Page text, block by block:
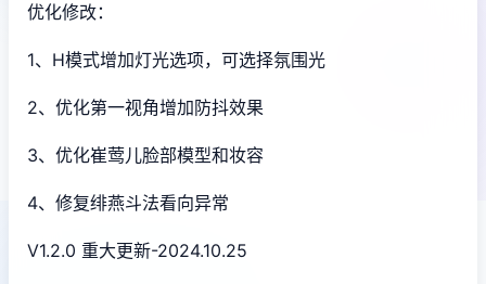
优化修改：
1、H模式增加灯光选项，可选择氛围光
2、优化第一视角增加防抖效果
3、优化崔莺儿脸部模型和妆容
4、修复绯燕斗法看向异常
V1.2.0 重大更新-2024.10.25